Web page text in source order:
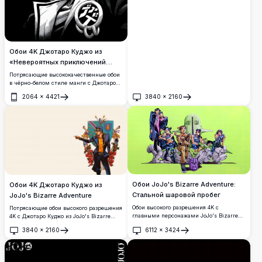
Обои 4K Джотаро Куджо из
«Невероятных приключений
ДжоДжо»
Потрясающие высококачественные обои
в чёрно-белом стиле манги с Джотаро
приключений ДжоДжо». Жирная
контрастом, культовая шляпа и
классический дизайн логотипа JOJO.
2064 × 4421
Открыть
3840 × 2160
Открыть
Обои 4K Джотаро Куджо из
JoJo's Bizarre Adventure
Потрясающие обои высокого разрешения
4K с Джотаро Куджо из JoJo's Bizarre
принимает дерзкую позу с указующим
жестом, окружённый розами,
геральдическими щитами и
3840 × 2160
Открыть
Обои JoJo's Bizarre Adventure:
Стальной шаровой пробег
Обои высокого разрешения 4K с
главными персонажами JoJo's Bizarre
Персонажи стильно позируют на фоне
яркого лаймово-зелёного фона,
6112 × 3424
Открыть